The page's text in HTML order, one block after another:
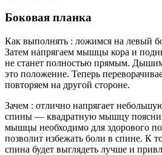
Боковая планка
Как выполнять : ложимся на левый
Затем напрягаем мышцы кора и
не станет полностью прямым.
это положение. Теперь
повторяем на другой стороне.
Зачем : отлично напрягает
спины — квадратную мышцу
мышцы необходимо для здорового
позволит избежать боли в спине. К
спина будет выглядеть лучше и